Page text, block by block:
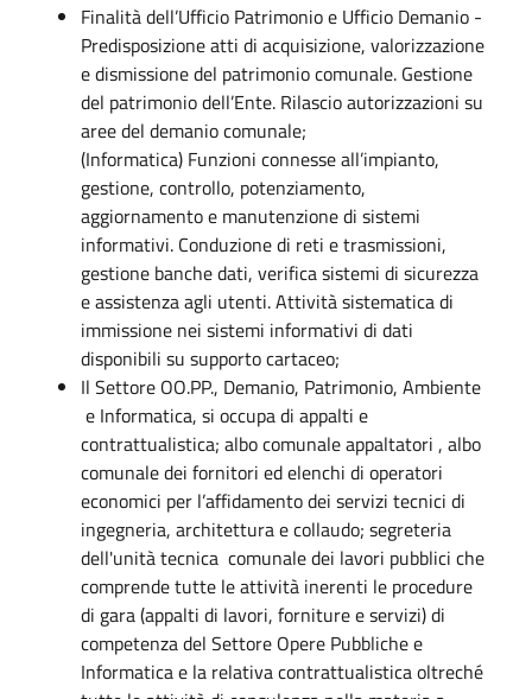
Finalità dell’Ufficio Patrimonio e Ufficio Demanio -
Predisposizione atti di acquisizione, valorizzazione
e dismissione del patrimonio comunale. Gestione
del patrimonio dell’Ente. Rilascio autorizzazioni su
aree del demanio comunale;
(Informatica) Funzioni connesse all’impianto,
gestione, controllo, potenziamento,
aggiornamento e manutenzione di sistemi
informativi. Conduzione di reti e trasmissioni,
gestione banche dati, verifica sistemi di sicurezza
e assistenza agli utenti. Attività sistematica di
immissione nei sistemi informativi di dati
disponibili su supporto cartaceo;
Il Settore OO.PP., Demanio, Patrimonio, Ambiente
e Informatica, si occupa di appalti e
contrattualistica; albo comunale appaltatori , albo
comunale dei fornitori ed elenchi di operatori
economici per l’affidamento dei servizi tecnici di
ingegneria, architettura e collaudo; segreteria
dell'unità tecnica comunale dei lavori pubblici che
comprende tutte le attività inerenti le procedure
di gara (appalti di lavori, forniture e servizi) di
competenza del Settore Opere Pubbliche e
Informatica e la relativa contrattualistica oltreché